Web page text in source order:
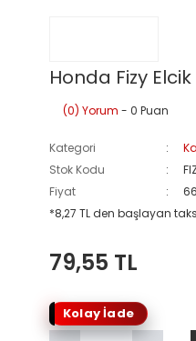
Honda Fizy
(0) Yorum - 0 Puan
Kategori
Stok Kodu
Fiyat
*8,27 TL den başlayan
79,55 TL
Kolay İade